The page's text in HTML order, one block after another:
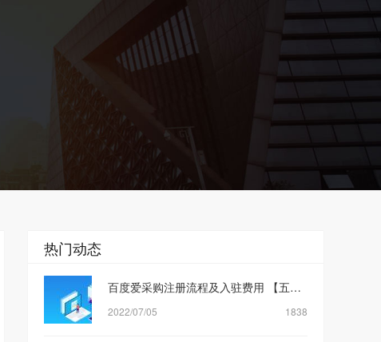
热门动态
百度爱采购注册流程及入驻费用 【五击创新】网络营销公司
2022/07/05 1838